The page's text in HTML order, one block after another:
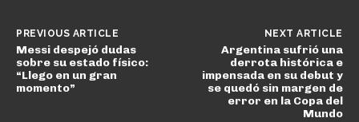
PREVIOUS ARTICLE
Messi despejó dudas
sobre su estado físico:
“Llego en un gran
momento”
NEXT ARTICLE
Argentina sufrió una
derrota histórica e
impensada en su debut y
se quedó sin margen de
error en la Copa del
Mundo